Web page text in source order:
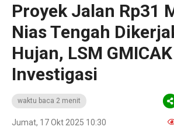
Proyek Jalan Rp31
Nias Tengah
Hujan, LSM
Investigasi
waktu baca 2 menit
Jumat, 17 Okt 2025 10:30